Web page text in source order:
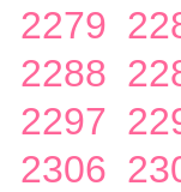
2279
2288
2297
2306